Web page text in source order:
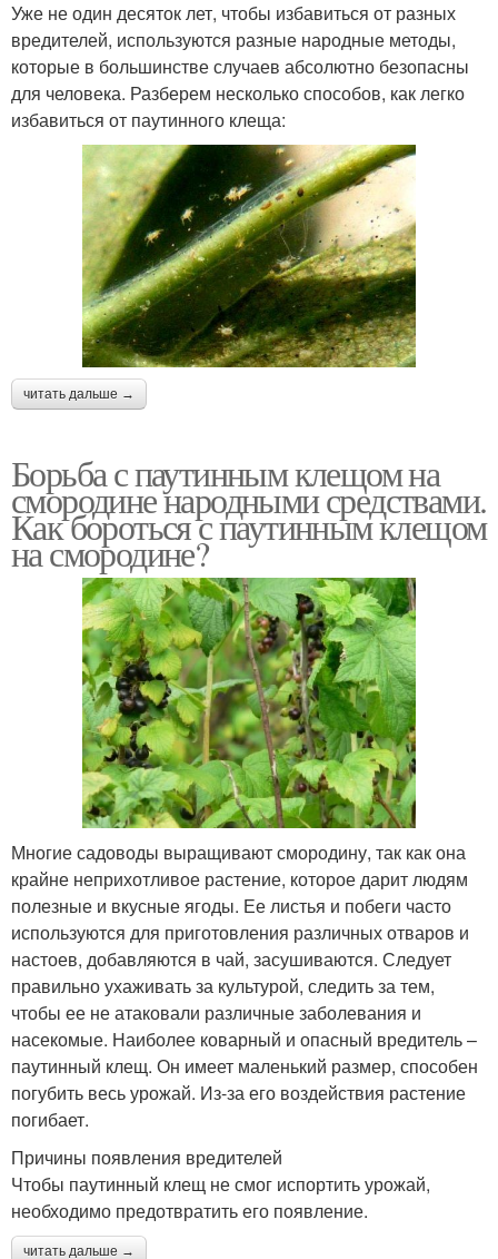
Уже не один десяток лет, чтобы избавиться от разных
вредителей, используются разные народные методы,
которые в большинстве случаев абсолютно безопасны
для человека. Разберем несколько способов, как легко
избавиться от паутинного клеща:
читать дальше →
Борьба с паутинным клещом на
смородине народными средствами.
Как бороться с паутинным клещом
на смородине?
Многие садоводы выращивают смородину, так как она
крайне неприхотливое растение, которое дарит людям
полезные и вкусные ягоды. Ее листья и побеги часто
используются для приготовления различных отваров и
настоев, добавляются в чай, засушиваются. Следует
правильно ухаживать за культурой, следить за тем,
чтобы ее не атаковали различные заболевания и
насекомые. Наиболее коварный и опасный вредитель –
паутинный клещ. Он имеет маленький размер, способен
погубить весь урожай. Из-за его воздействия растение
погибает.
Причины появления вредителей
Чтобы паутинный клещ не смог испортить урожай,
необходимо предотвратить его появление.
читать дальше →